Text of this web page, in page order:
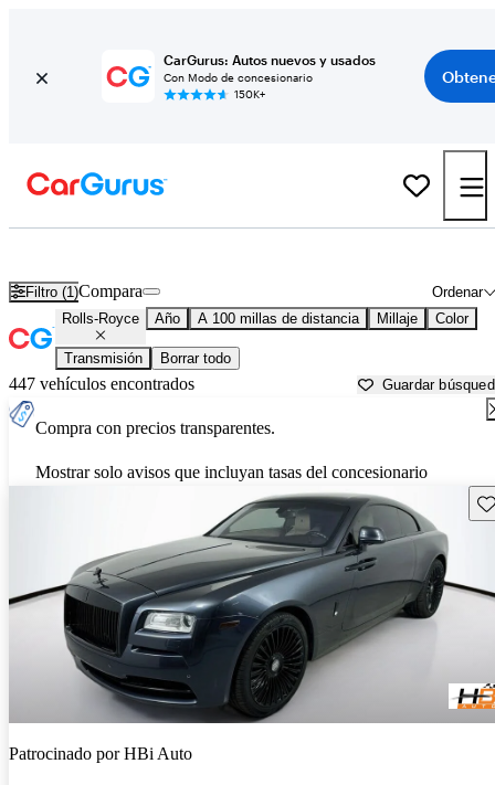
CarGurus: Autos nuevos y usados
Con Modo de concesionario
150K+
Filtro (1) Ordenar
Compara
Rolls-Royce Año A 100 millas de distancia Millaje Color
Transmisión Borrar todo
447 vehículos encontrados Guardar
Compra con precios transparentes.
Mostrar solo avisos que incluyan tasas del concesionario
Patrocinado porHBi Auto